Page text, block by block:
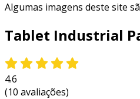
Algumas imagens deste site
Tablet Industrial
4.6
(10 avaliações)